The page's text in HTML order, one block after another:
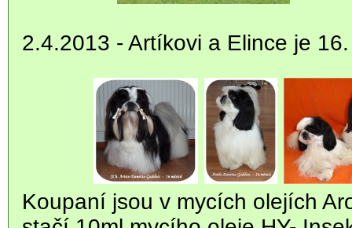
2.4.2013 - Artíkovi a Elince je
Koupaní jsou v mycích olejích